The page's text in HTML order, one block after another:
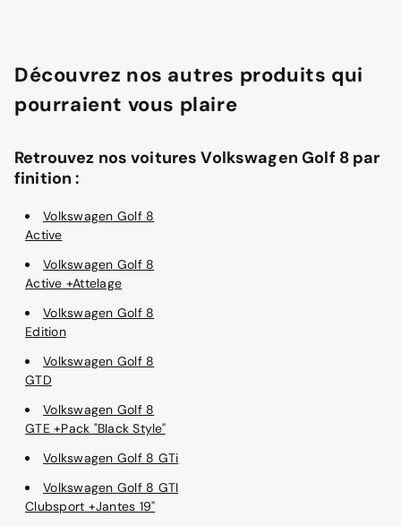
Découvrez nos autres produits qui
pourraient vous plaire
Retrouvez nos voitures Volkswagen Golf 8 par
finition :
Volkswagen Golf 8
Active
Volkswagen Golf 8
Active +Attelage
Volkswagen Golf 8
Edition
Volkswagen Golf 8
GTD
Volkswagen Golf 8
GTE +Pack "Black Style"
Volkswagen Golf 8 GTi
Volkswagen Golf 8 GTI
Clubsport +Jantes 19"